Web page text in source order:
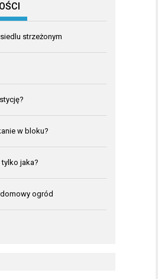
strzeżonym
w bloku?
jaka?
ogród